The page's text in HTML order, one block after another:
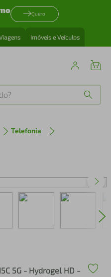
Quero
Imóveis e Veículos
Telefonia
5G - Hydrogel HD -